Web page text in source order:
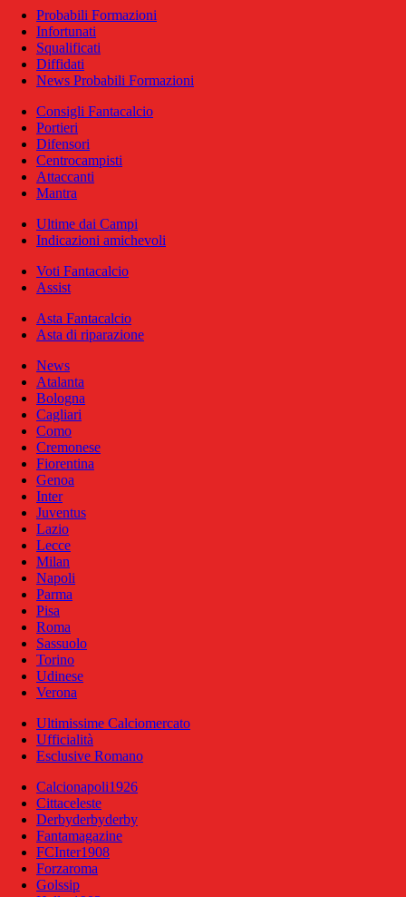
Probabili Formazioni
Infortunati
Squalificati
Diffidati
News Probabili Formazioni
Consigli Fantacalcio
Portieri
Difensori
Centrocampisti
Attaccanti
Mantra
Ultime dai Campi
Indicazioni amichevoli
Voti Fantacalcio
Assist
Asta Fantacalcio
Asta di riparazione
News
Atalanta
Bologna
Cagliari
Como
Cremonese
Fiorentina
Genoa
Inter
Juventus
Lazio
Lecce
Milan
Napoli
Parma
Pisa
Roma
Sassuolo
Torino
Udinese
Verona
Ultimissime Calciomercato
Ufficialità
Esclusive Romano
Calcionapoli1926
Cittaceleste
Derbyderbyderby
Fantamagazine
FCInter1908
Forzaroma
Golssip